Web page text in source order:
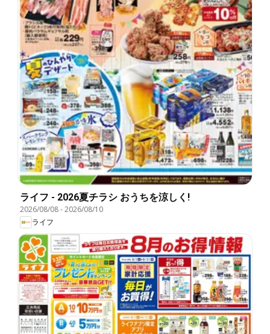
ライフ - 2026夏チラシ おうちを涼しく!
2026/08/08-2026/08/10
ライフ